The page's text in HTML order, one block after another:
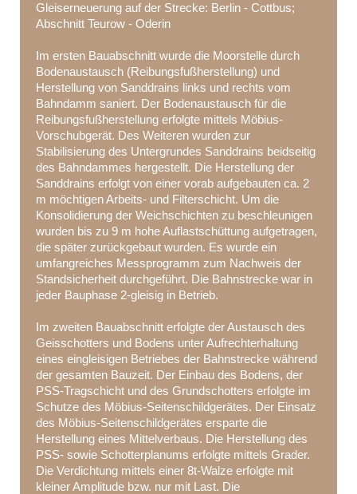
Gleiserneuerung auf der Strecke: Berlin - Cottbus;
Abschnitt Teurow - Oderin
Im ersten Bauabschnitt wurde die Moorstelle durch
Bodenaustausch (Reibungsfußherstellung) und
Herstellung von Sanddrains links und rechts vom
Bahndamm saniert. Der Bodenaustausch für die
Reibungsfußherstellung erfolgte mittels Möbius-
Vorschubgerät. Des Weiteren wurden zur
Stabilisierung des Untergrundes Sanddrains beidseitig
des Bahndammes hergestellt. Die Herstellung der
Sanddrains erfolgt von einer vorab aufgebauten ca. 2
m möchtigen Arbeits- und Filterschicht. Um die
Konsolidierung der Weichschichten zu beschleunigen
wurden bis zu 9 m hohe Auflastschüttung aufgetragen,
die später zurückgebaut wurden. Es wurde ein
umfangreiches Messprogramm zum Nachweis der
Standsicherheit durchgeführt. Die Bahnstrecke war in
jeder Bauphase 2-gleisig in Betrieb.
Im zweiten Bauabschnitt erfolgte der Austausch des
Geisschotters und Bodens unter Aufrechterhaltung
eines eingleisigen Betriebes der Bahnstrecke während
der gesamten Bauzeit. Der Einbau des Bodens, der
PSS-Tragschicht und des Grundschotters erfolgte im
Schutze des Möbius-Seitenschildgerätes. Der Einsatz
des Möbius-Seitenschildgerätes ersparte die
Herstellung eines Mittelverbaus. Die Herstellung des
PSS- sowie Schotterplanums erfolgte mittels Grader.
Die Verdichtung mittels einer 8t-Walze erfolgte mit
kleiner Amplitude bzw. nur mit Last. Die